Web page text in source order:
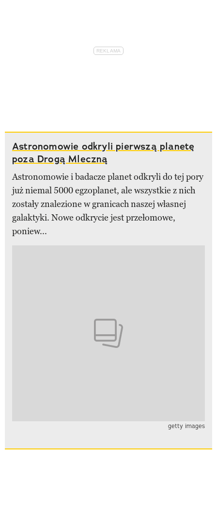
Astronomowie odkryli pierwszą planetę
poza Drogą Mleczną
Astronomowie i badacze planet odkryli do tej pory
już niemal 5000 egzoplanet, ale wszystkie z nich
zostały znalezione w granicach naszej własnej
galaktyki. Nowe odkrycie jest przełomowe,
poniew...
getty images